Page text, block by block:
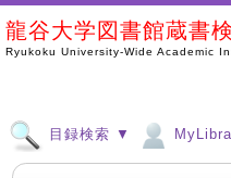
龍谷大学図書館蔵書
Ryukoku University-Wide Academic
目録検索 ▼